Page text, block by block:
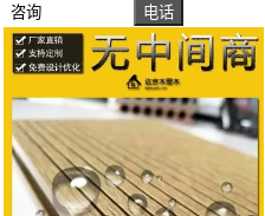
咨询 电话